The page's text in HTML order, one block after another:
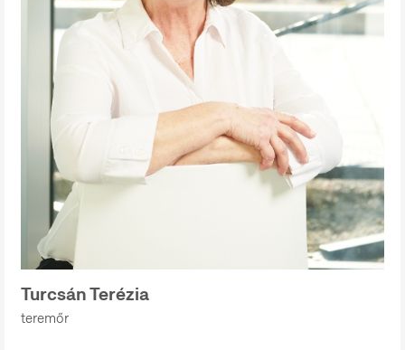
Turcsán Terézia
teremőr